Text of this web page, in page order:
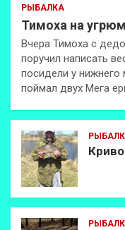
РЫБАЛКА
Тимоха на
Вчера Тимоха с
поручил написать
посидели у
поймал двух Мега